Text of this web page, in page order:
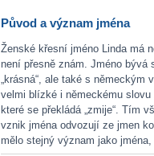
Původ a význam jména
Ženské křesní jméno Linda má
není přesně znám. Jméno bývá
„krásná“, ale také s německým
velmi blízké i německému slovu
které se překládá „zmije“. Tím
vznik jména odvozují ze jmen
mělo stejný význam jako